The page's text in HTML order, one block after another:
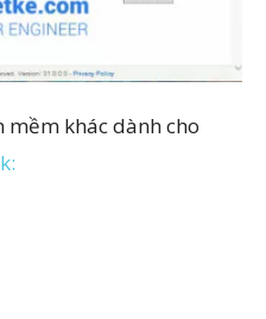
mềm khác dành cho